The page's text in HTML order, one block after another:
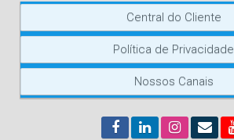
Central do Cliente
Política de Privacidade
Nossos Canais